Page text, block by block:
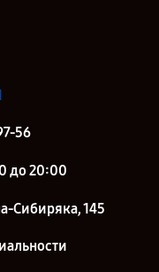
56
до 20:00
Сибиряка, 145